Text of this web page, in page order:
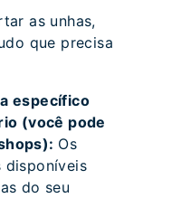
as unhas,
que precisa
específico
(você pode
Os
disponíveis
do seu